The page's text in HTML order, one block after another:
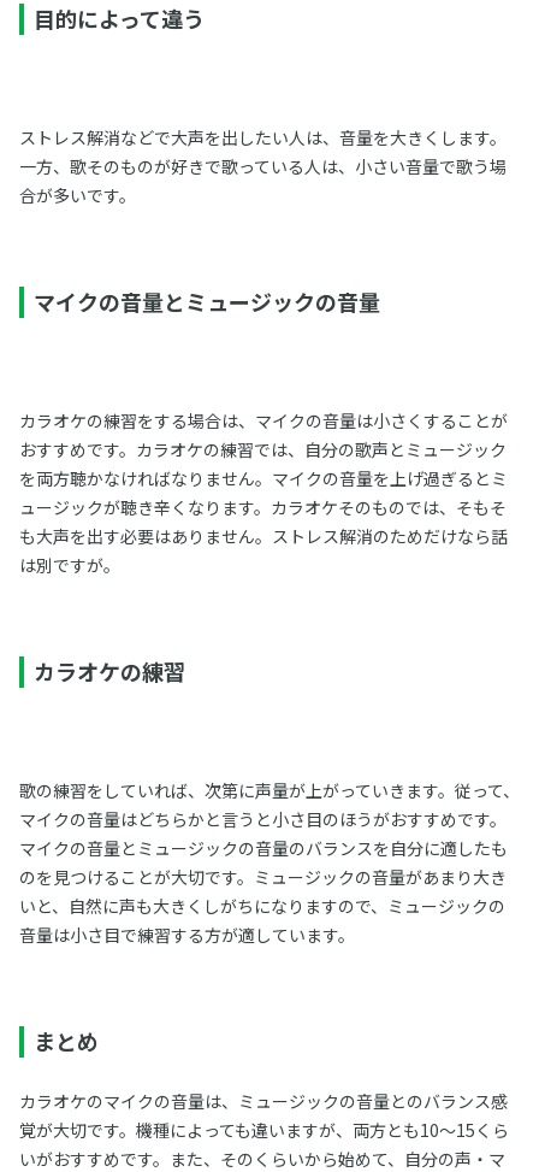
目的によって違う
ストレス解消などで大声を出したい人は、音量を大きくします。
一方、歌そのものが好きで歌っている人は、小さい音量で歌う場
合が多いです。
マイクの音量とミュージックの音量
カラオケの練習をする場合は、マイクの音量は小さくすることが
おすすめです。カラオケの練習では、自分の歌声とミュージック
を両方聴かなければなりません。マイクの音量を上げ過ぎるとミ
ュージックが聴き辛くなります。カラオケそのものでは、そもそ
も大声を出す必要はありません。ストレス解消のためだけなら話
は別ですが。
カラオケの練習
歌の練習をしていれば、次第に声量が上がっていきます。従って、
マイクの音量はどちらかと言うと小さ目のほうがおすすめです。
マイクの音量とミュージックの音量のバランスを自分に適したも
のを見つけることが大切です。ミュージックの音量があまり大き
いと、自然に声も大きくしがちになりますので、ミュージックの
音量は小さ目で練習する方が適しています。
まとめ
カラオケのマイクの音量は、ミュージックの音量とのバランス感
覚が大切です。機種によっても違いますが、両方とも10～15くら
いがおすすめです。また、そのくらいから始めて、自分の声・マ